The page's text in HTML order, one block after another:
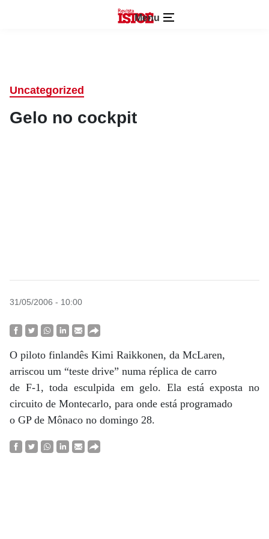
Menu
Uncategorized
Gelo no cockpit
31/05/2006 - 10:00
O piloto finlandês Kimi Raikkonen, da McLaren,
arriscou um “teste drive” numa réplica de carro
de F-1, toda esculpida em gelo. Ela está exposta no
circuito de Montecarlo, para onde está programado
o GP de Mônaco no domingo 28.